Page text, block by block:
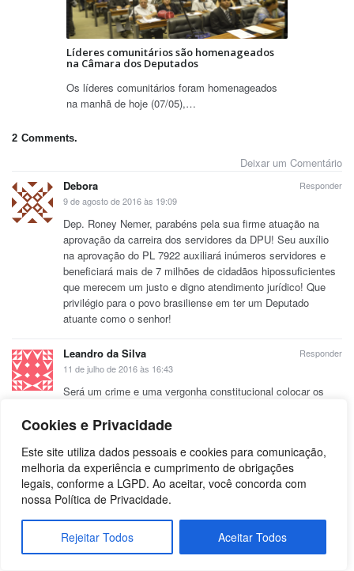
Cookies e Privacidade
Este site utiliza dados pessoais e cookies para comunicação,
melhoria da experiência e cumprimento de obrigações
legais, conforme a LGPD. Ao aceitar, você concorda com
nossa Política de Privacidade.
Rejeitar Todos Aceitar Todos
Líderes comunitários são homenageados
na Câmara dos Deputados
Os líderes comunitários foram homenageados
na manhã de hoje (07/05),…
2 Comments.
Deixar um Comentário
Debora
9 de agosto de 2016 às 19:09
Dep. Roney Nemer, parabéns pela sua firme atuação na
aprovação da carreira dos servidores da DPU! Seu auxílio
na aprovação do PL 7922 auxiliará inúmeros servidores e
beneficiará mais de 7 milhões de cidadãos hipossuficientes
que merecem um justo e digno atendimento jurídico! Que
privilégio para o povo brasiliense em ter um Deputado
atuante como o senhor!
Responder
Leandro da Silva
11 de julho de 2016 às 16:43
Será um crime e uma vergonha constitucional colocar os
pessoal. Inúmeros julgados dos Tribunais de Contas já
subsídios por não conter essa natureza. Está no art. 18, §
5º, do novo PLP 257/2016. Contamos com sua ajuda para
interceder junto ao relator amim para excluir esse parágrafo
do projeto.
Responder
Deixar um Comentário